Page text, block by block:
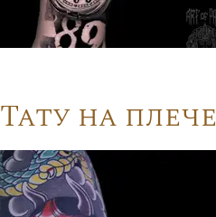
Тату на плече